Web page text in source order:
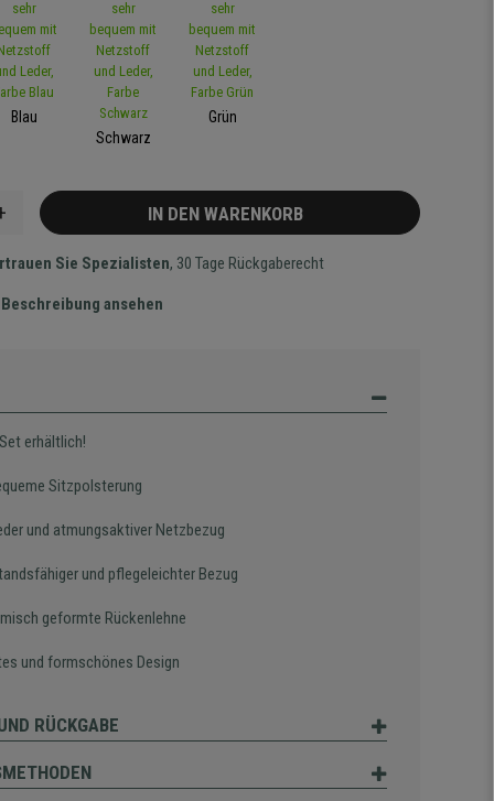
Blau
Schwarz
Grün
IN DEN WARENKORB
Sie Spezialisten, 30 Tage Rückgaberecht
ansehen
erhältlich!
Sitzpolsterung
und atmungsaktiver Netzbezug
und pflegeleichter Bezug
geformte Rückenlehne
und formschönes Design
RÜCKGABE